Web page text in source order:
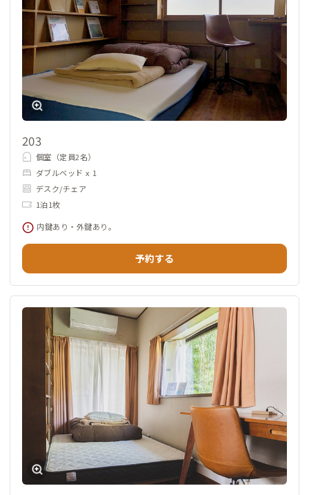
203
個室（定員2名）
ダブルベッド x 1
デスク/チェア
1泊1枚
内鍵あり・外鍵あり。
予約する